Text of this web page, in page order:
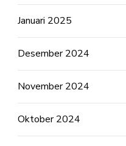
Januari 2025
Desember 2024
November 2024
Oktober 2024